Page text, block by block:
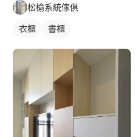
松榆系統傢俱
衣櫃 書櫃